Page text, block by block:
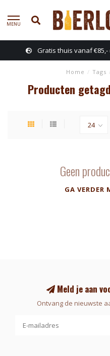
MENU
Gratis thuis vanaf €85,-
Home / Tags
Producten
Geen
GA VERDER
Meld je aan
Ontvang de nieuwste